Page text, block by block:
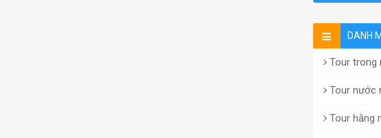
DANH
Tour trong
Tour nước
Tour hằng